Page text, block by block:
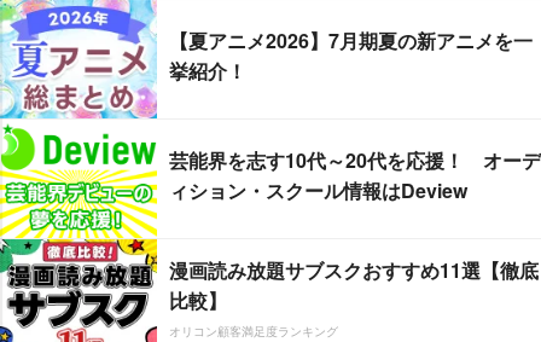
【夏アニメ2026】7月期夏の新アニメを一
挙紹介！
芸能界を志す10代～20代を応援！ オーデ
ィション・スクール情報はDeview
漫画読み放題サブスクおすすめ11選【徹底
比較】
オリコン顧客満足度ランキング